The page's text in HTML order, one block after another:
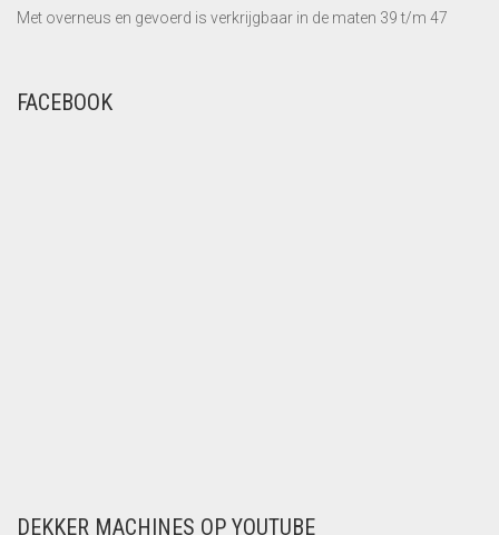
Met overneus en gevoerd is verkrijgbaar in de maten 39 t/m 47
FACEBOOK
DEKKER MACHINES OP YOUTUBE